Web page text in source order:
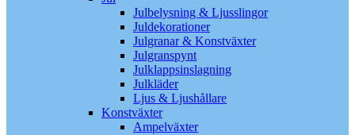
Julbelysning & Ljusslingor
Juldekorationer
Julgranar & Konstväxter
Julgranspynt
Julklappsinslagning
Julkläder
Ljus & Ljushållare
Konstväxter
Ampelväxter